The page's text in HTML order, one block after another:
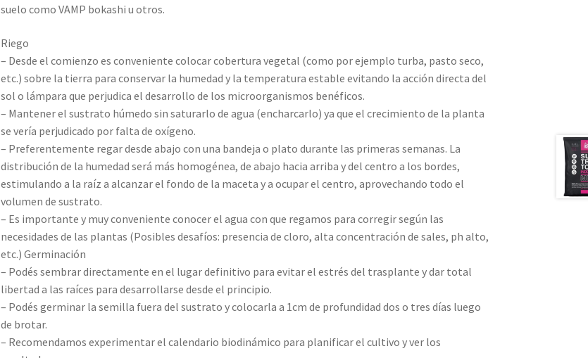
suelo como VAMP bokashi u otros.
Riego
– Desde el comienzo es conveniente colocar cobertura vegetal (como por ejemplo turba, pasto seco,
etc.) sobre la tierra para conservar la humedad y la temperatura estable evitando la acción directa del
sol o lámpara que perjudica el desarrollo de los microorganismos benéficos.
– Mantener el sustrato húmedo sin saturarlo de agua (encharcarlo) ya que el crecimiento de la planta
se vería perjudicado por falta de oxígeno.
– Preferentemente regar desde abajo con una bandeja o plato durante las primeras semanas. La
distribución de la humedad será más homogénea, de abajo hacia arriba y del centro a los bordes,
estimulando a la raíz a alcanzar el fondo de la maceta y a ocupar el centro, aprovechando todo el
volumen de sustrato.
– Es importante y muy conveniente conocer el agua con que regamos para corregir según las
necesidades de las plantas (Posibles desafíos: presencia de cloro, alta concentración de sales, ph alto,
etc.) Germinación
– Podés sembrar directamente en el lugar definitivo para evitar el estrés del trasplante y dar total
libertad a las raíces para desarrollarse desde el principio.
– Podés germinar la semilla fuera del sustrato y colocarla a 1cm de profundidad dos o tres días luego
de brotar.
– Recomendamos experimentar el calendario biodinámico para planificar el cultivo y ver los